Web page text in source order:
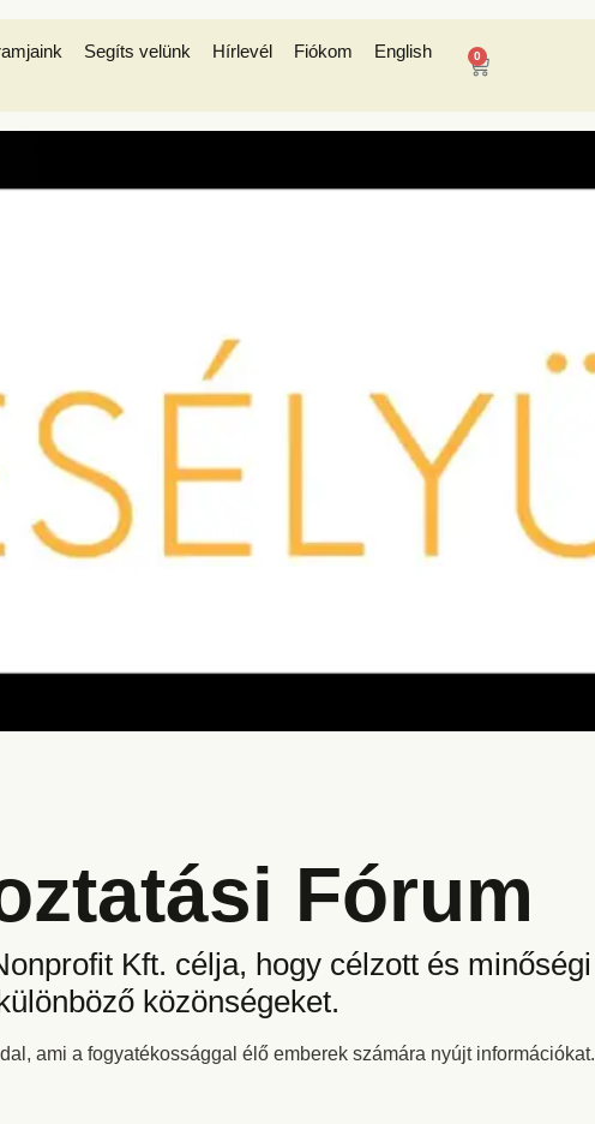
Segíts velünk Hírlevél Fiókom English 0
Fórum
Kft. célja, hogy célzott és minőségi
közönségeket.
ami a fogyatékossággal élő emberek számára nyújt információkat.